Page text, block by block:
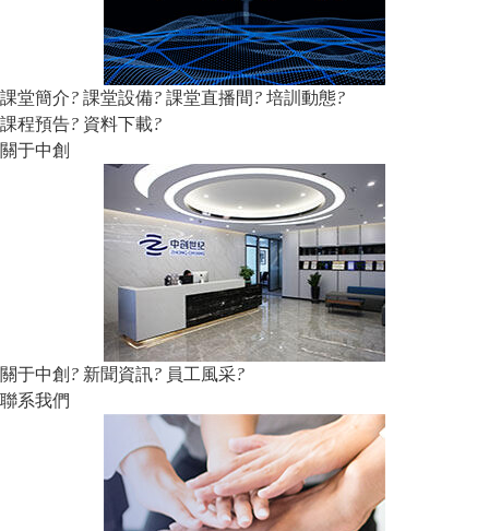
課堂簡介? 課堂設備? 課堂直播間 ? 培訓動態?
課程預告? 資料下載?
關于中創
關于中創 ? 新聞資訊? 員工風采?
聯系我們